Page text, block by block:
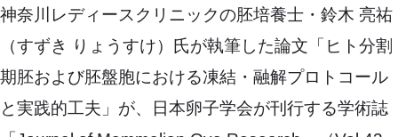
神奈川レディースクリニックの胚培養士・鈴木 亮祐
（すずき りょうすけ）氏が執筆した論文「ヒト分割
期胚および胚盤胞における凍結・融解プロトコール
と実践的工夫」が、日本卵子学会が刊行する学術誌